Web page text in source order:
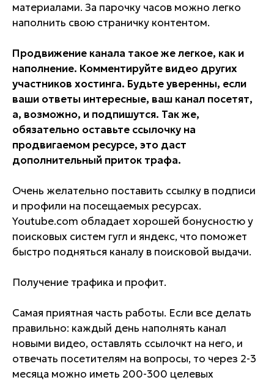
материалами. За парочку часов можно легко
наполнить свою страничку контентом.
Продвижение канала такое же легкое, как и
наполнение. Комментируйте видео других
участников хостинга. Будьте уверенны, если
ваши ответы интересные, ваш канал посетят,
а, возможно, и подпишутся. Так же,
обязательно оставьте ссылочку на
продвигаемом ресурсе, это даст
дополнительный приток трафа.
Очень желательно поставить ссылку в подписи
и профили на посещаемых ресурсах.
Youtube.com обладает хорошей бонусностю у
поисковых систем гугл и яндекс, что поможет
быстро подняться каналу в поисковой выдачи.
Получение трафика и профит.
Самая приятная часть работы. Если все делать
правильно: каждый день наполнять канал
новыми видео, оставлять ссылочкт на него, и
отвечать посетителям на вопросы, то через 2-3
месяца можно иметь 200-300 целевых